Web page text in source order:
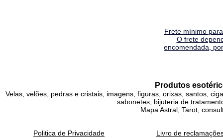
Frete mínimo
O frete
encomendada,
Produtos
Velas, velões, pedras e cristais, imagens, figuras, orixas, santos,
sabonetes, bijuteria de
Mapa Astral, Tarot,
Politica de Privacidade Livro de